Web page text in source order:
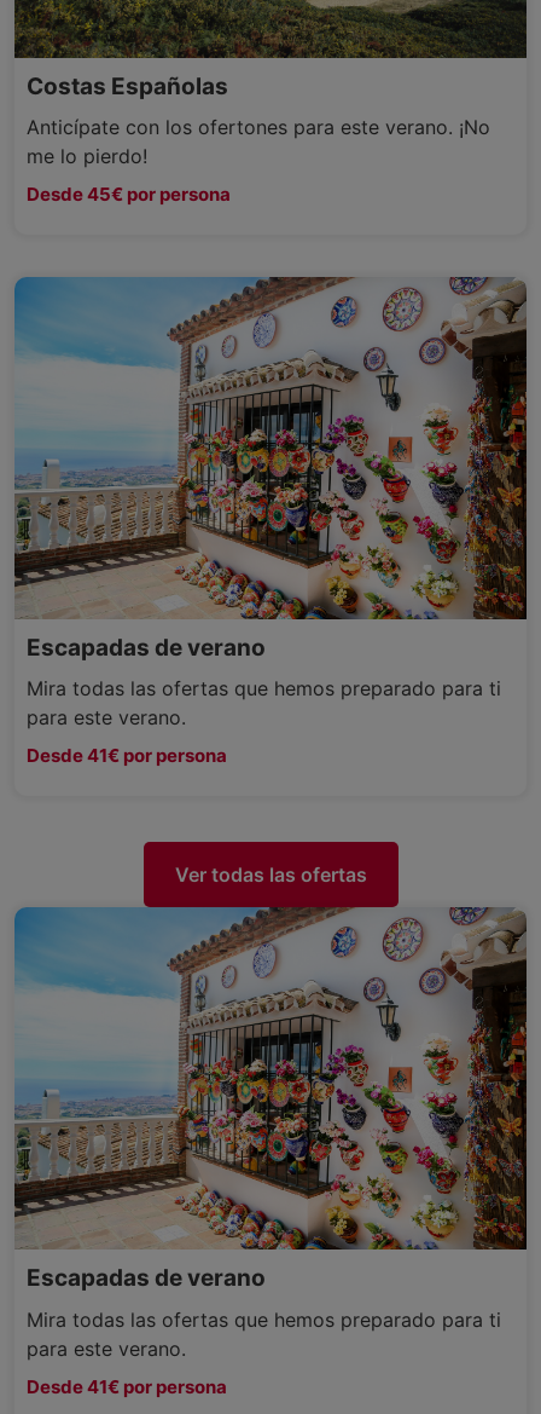
Costas Españolas
Anticípate con los ofertones para este verano. ¡No
me lo pierdo!
Desde 45€ por persona
Escapadas de verano
Mira todas las ofertas que hemos preparado para ti
para este verano.
Desde 41€ por persona
Ver todas las ofertas
Escapadas de verano
Mira todas las ofertas que hemos preparado para ti
para este verano.
Desde 41€ por persona